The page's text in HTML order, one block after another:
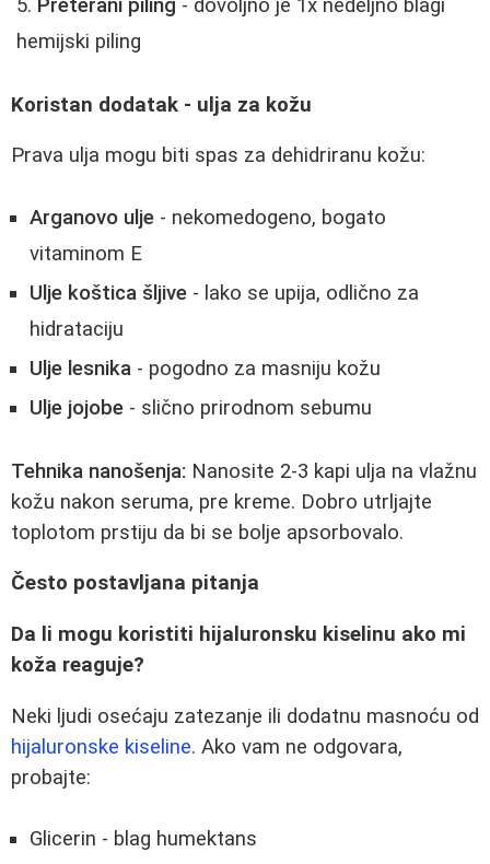
Preterani piling - dovoljno je 1x nedeljno blagi
hemijski piling
Koristan dodatak - ulja za kožu
Prava ulja mogu biti spas za dehidriranu kožu:
Arganovo ulje - nekomedogeno, bogato
vitaminom E
Ulje koštica šljive - lako se upija, odlično za
hidrataciju
Ulje lesnika - pogodno za masniju kožu
Ulje jojobe - slično prirodnom sebumu
Tehnika nanošenja: Nanosite 2-3 kapi ulja na vlažnu
kožu nakon seruma, pre kreme. Dobro utrljajte
toplotom prstiju da bi se bolje apsorbovalo.
Često postavljana pitanja
Da li mogu koristiti hijaluronsku kiselinu ako mi
koža reaguje?
Neki ljudi osećaju zatezanje ili dodatnu masnoću od
hijaluronske kiseline. Ako vam ne odgovara,
probajte:
Glicerin - blag humektans